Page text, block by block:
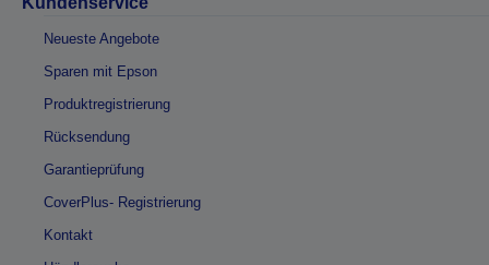
Neueste Angebote
Sparen mit Epson
Produktregistrierung
Rücksendung
Garantieprüfung
CoverPlus- Registrierung
Kontakt